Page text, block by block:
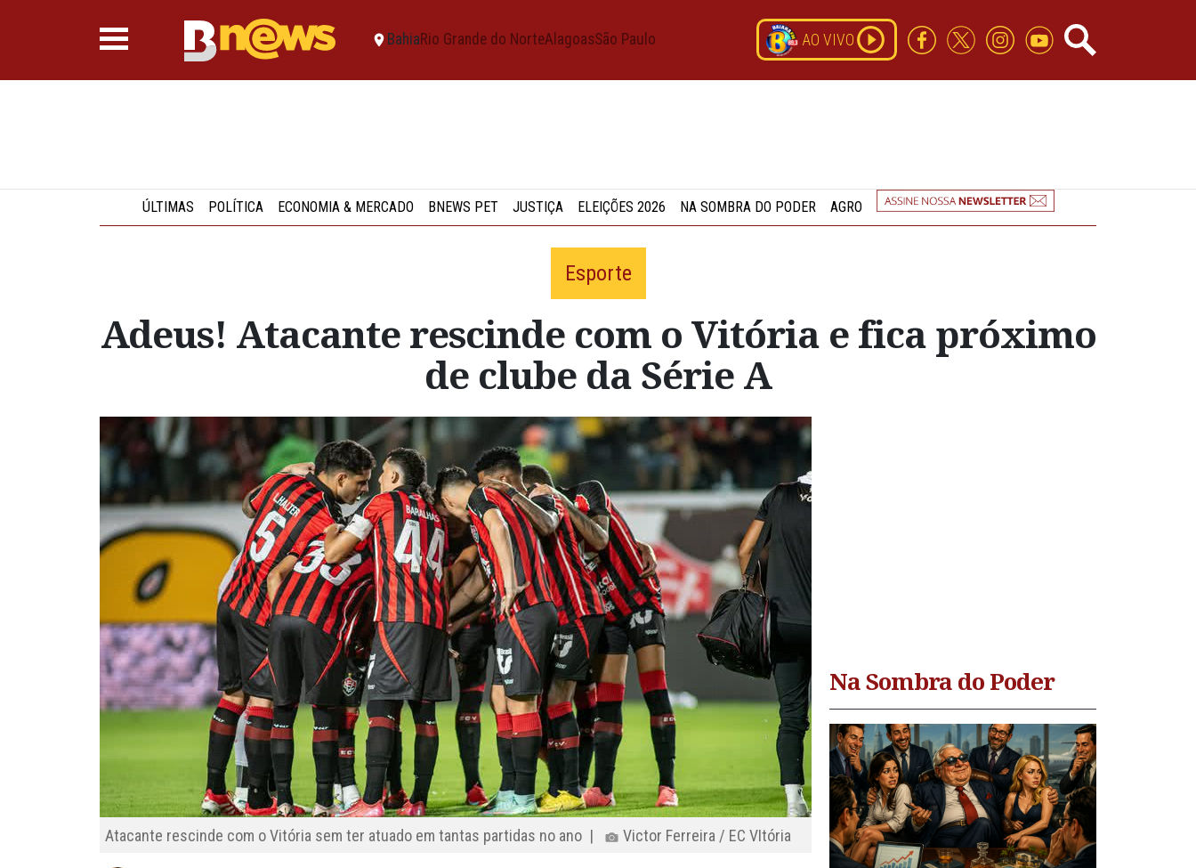
BahiaRio Grande do NorteAlagoasSão Paulo AO VIVO
ÚLTIMAS POLÍTICA ECONOMIA & MERCADO BNEWS PET JUSTIÇA ELEIÇÕES 2026 NA SOMBRA DO PODER AGRO
Esporte
Adeus! Atacante rescinde com o Vitória e fica próximo
de clube da Série A
Atacante rescinde com o Vitória sem ter atuado em tantas partidas no ano | Victor Ferreira / EC VItória
Na Sombra do Poder